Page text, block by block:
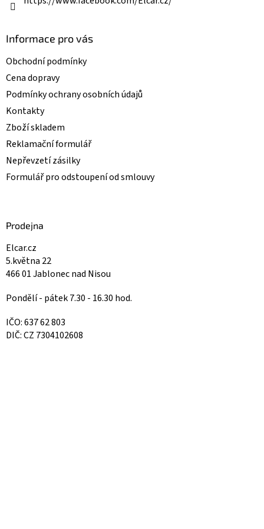
Informace pro vás
Obchodní podmínky
Cena dopravy
Podmínky ochrany osobních údajů
Kontakty
Zboží skladem
Reklamační formulář
Nepřevzetí zásilky
Formulář pro odstoupení od smlouvy
Prodejna
Elcar.cz
5.května 22
466 01 Jablonec nad Nisou
Pondělí - pátek 7.30 - 16.30 hod.
IČO: 637 62 803
DIČ: CZ 7304102608